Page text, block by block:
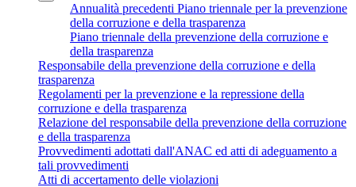
Annualità precedenti Piano triennale per la prevenzione
della corruzione e della trasparenza
Piano triennale della prevenzione della corruzione e
della trasparenza
Responsabile della prevenzione della corruzione e della
trasparenza
Regolamenti per la prevenzione e la repressione della
corruzione e della trasparenza
Relazione del responsabile della prevenzione della corruzione
e della trasparenza
Provvedimenti adottati dall'ANAC ed atti di adeguamento a
tali provvedimenti
Atti di accertamento delle violazioni